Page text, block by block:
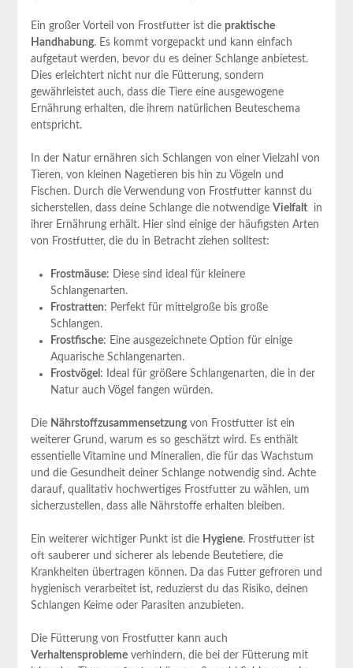
Ein großer Vorteil von Frostfutter ist die‌ praktische
Handhabung. Es kommt vorgepackt und⁤ kann ⁢einfach
aufgetaut werden, bevor du es​ deiner Schlange anbietest.
Dies⁢ erleichtert nicht nur die ⁤Fütterung, ‌sondern
⁢gewährleistet auch, dass ​die⁢ Tiere eine ⁣ausgewogene
Ernährung erhalten,‌ die ihrem natürlichen ​Beuteschema
entspricht.
In der Natur⁣ ernähren ⁣sich Schlangen von einer Vielzahl‌ von
Tieren, von kleinen Nagetieren bis hin zu Vögeln und
⁣Fischen. Durch⁤ die Verwendung von Frostfutter kannst ⁣du
sicherstellen, dass deine Schlange die notwendige Vielfalt​ in
ihrer ‍Ernährung erhält. ⁢Hier⁣ sind ⁤einige der häufigsten Arten
von Frostfutter, die du in Betracht ziehen solltest:
Frostmäuse: Diese sind​ ideal für ⁤kleinere
Schlangenarten.
Frostratten: Perfekt‌ für ⁢mittelgroße bis ⁤große
Schlangen.
Frostfische:⁣ Eine ausgezeichnete ⁤Option für ⁤einige
Aquarische Schlangenarten.
Frostvögel :⁤ Ideal⁣ für größere Schlangenarten, ⁣die in der
‍Natur ⁤auch Vögel fangen würden.
Die Nährstoffzusammensetzungvon Frostfutter ist ein
weiterer Grund, warum es so geschätzt ⁢wird. Es enthält
essentielle ⁢Vitamine​ und Mineralien, die für‍ das Wachstum
⁣und die Gesundheit ​deiner Schlange notwendig sind. Achte
‌darauf, ‍qualitativ hochwertiges Frostfutter zu wählen, um
sicherzustellen, dass alle Nährstoffe erhalten‌ bleiben.
Ein weiterer wichtiger Punkt ist die Hygiene. Frostfutter ist⁢
oft sauberer und sicherer als lebende Beutetiere, die
Krankheiten übertragen ‍können. Da das Futter gefroren und
hygienisch verarbeitet ist, reduzierst du ⁤das Risiko, deinen
Schlangen Keime oder Parasiten anzubieten.
Die Fütterung von​ Frostfutter kann auch⁢
Verhaltensproblemeverhindern,​ die ⁢bei der Fütterung mit‌